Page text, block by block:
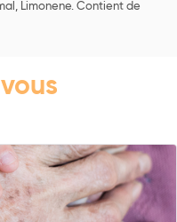
Limonene. Contient de